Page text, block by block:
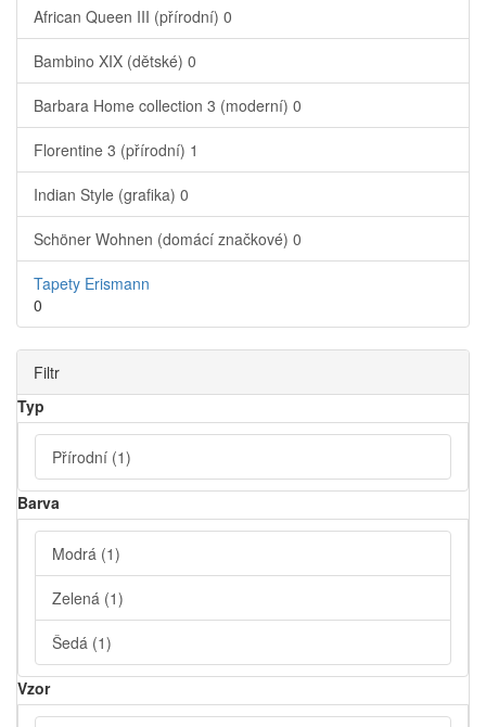
African Queen III (přírodní) 0
Bambino XIX (dětské) 0
Barbara Home collection 3 (moderní) 0
Florentine 3 (přírodní) 1
Indian Style (grafika) 0
Schöner Wohnen (domácí značkové) 0
Tapety Erismann
0
Filtr
Typ
Přírodní (1)
Barva
Modrá (1)
Zelená (1)
Šedá (1)
Vzor